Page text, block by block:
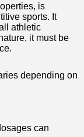
is
sports. It
athletic
it must be
depending on
can